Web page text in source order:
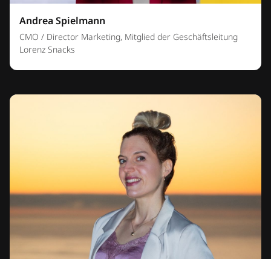
Andrea Spielmann
CMO / Director Marketing, Mitglied der Geschäftsleitung
Lorenz Snacks